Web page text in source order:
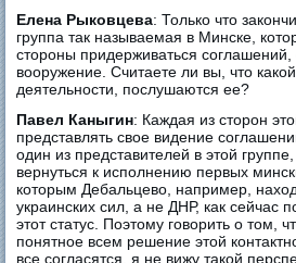
Елена Рыковцева: Только что
группа так называемая в Минске,
стороны придерживаться соглашений,
вооружение. Считаете ли вы, что
деятельности, послушаются ее?
Павел Каныгин: Каждая из сторон
представлять свое видение
один из представителей в этой
вернуться к исполнению первых
которым Дебальцево, например,
украинских сил, а не ДНР, как сейчас
этот статус. Поэтому говорить о том,
понятное всем решение этой
все согласятся, я не вижу такой